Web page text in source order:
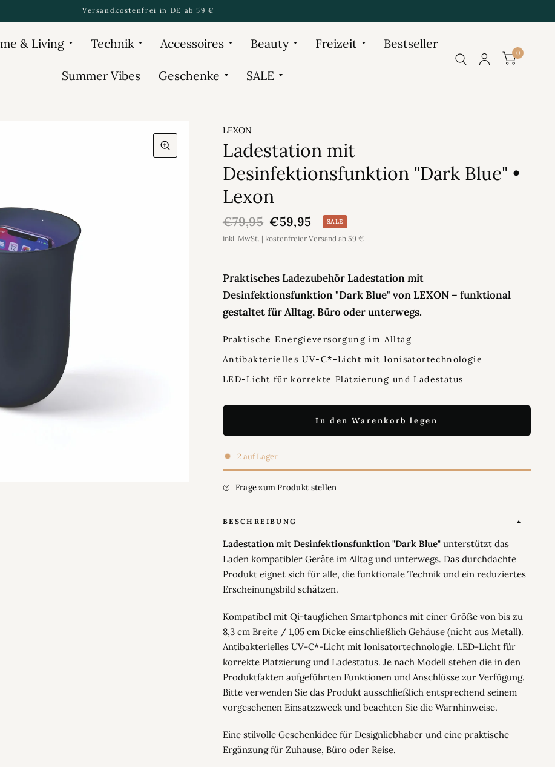
Versandkostenfrei in DE ab 59 €
& Living Technik Accessoires Beauty Freizeit Bestseller
Summer Vibes Geschenke SALE
0
LEXON
Ladestation mit
Desinfektionsfunktion "Dark Blue" •
Lexon
€79,95 €59,95 SALE
inkl. MwSt. | kostenfreier Versand ab 59 €
Praktisches Ladezubehör Ladestation mit
Desinfektionsfunktion "Dark Blue" von LEXON – funktional
gestaltet für Alltag, Büro oder unterwegs.
Praktische Energieversorgung im Alltag
Antibakterielles UV-C*-Licht mit Ionisatortechnologie
LED-Licht für korrekte Platzierung und Ladestatus
In den Warenkorb legen
2 auf Lager
Frage zum Produkt stellen
BESCHREIBUNG
Ladestation mit Desinfektionsfunktion "Dark Blue"unterstützt das
Laden kompatibler Geräte im Alltag und unterwegs. Das durchdachte
Produkt eignet sich für alle, die funktionale Technik und ein reduziertes
Erscheinungsbild schätzen.
Kompatibel mit Qi-tauglichen Smartphones mit einer Größe von bis zu
8,3 cm Breite / 1,05 cm Dicke einschließlich Gehäuse (nicht aus Metall).
Antibakterielles UV-C*-Licht mit Ionisatortechnologie. LED-Licht für
korrekte Platzierung und Ladestatus. Je nach Modell stehen die in den
Produktfakten aufgeführten Funktionen und Anschlüsse zur Verfügung.
Bitte verwenden Sie das Produkt ausschließlich entsprechend seinem
vorgesehenen Einsatzzweck und beachten Sie die Warnhinweise.
Eine stilvolle Geschenkidee für Designliebhaber und eine praktische
Ergänzung für Zuhause, Büro oder Reise.